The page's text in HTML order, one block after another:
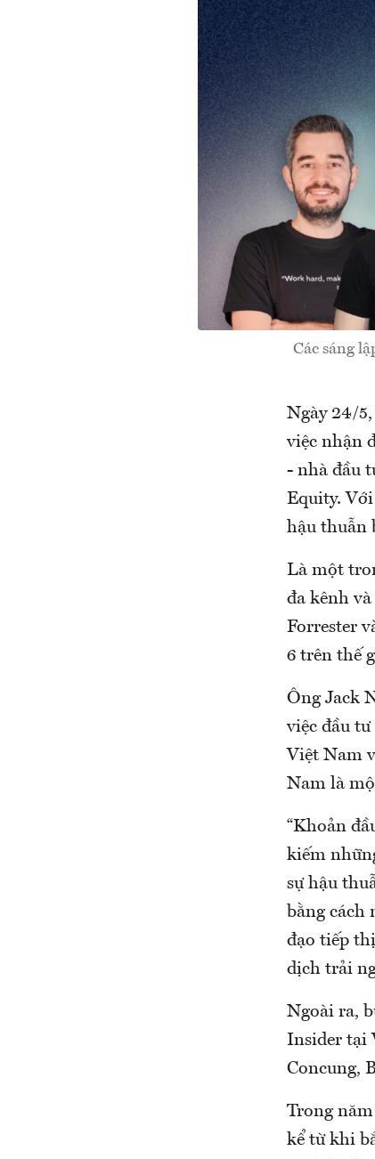
Các sáng
Ngày 24/
việc nhận
- nhà đầu
Equity.
hậu thuẫn
Là một
đa kênh
Forrester
6 trên thế
Ông Jack
việc đầu
Việt Nam
Nam là
“Khoản
kiếm
sự hậu
bằng cách
đạo tiếp
dịch trải
Ngoài ra,
Insider tại
Concung,
Trong
kể từ khi